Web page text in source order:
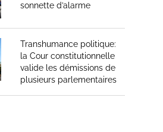
sonnette d’alarme
Transhumance politique:
la Cour constitutionnelle
valide les démissions de
plusieurs parlementaires